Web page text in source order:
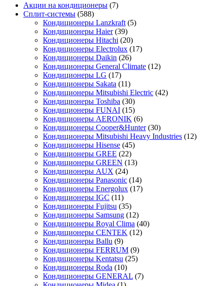
Акции на кондиционеры (7)
Сплит-системы (588)
Кондиционеры Lanzkraft (5)
Кондиционеры Haier (39)
Кондиционеры Hitachi (20)
Кондиционеры Electrolux (17)
Кондиционеры Daikin (26)
Кондиционеры General Climate (12)
Кондиционеры LG (17)
Кондиционеры Sakata (11)
Кондиционеры Mitsubishi Electric (42)
Кондиционеры Toshiba (30)
Кондиционеры FUNAI (15)
Кондиционеры AERONIK (6)
Кондиционеры Cooper&Hunter (30)
Кондиционеры Mitsubishi Heavy Industries (12)
Кондиционеры Hisense (45)
Кондиционеры GREE (22)
Кондиционеры GREEN (13)
Кондиционеры AUX (24)
Кондиционеры Panasonic (14)
Кондиционеры Energolux (17)
Кондиционеры IGC (11)
Кондиционеры Fujitsu (35)
Кондиционеры Samsung (12)
Кондиционеры Royal Clima (40)
Кондиционеры CENTEK (12)
Кондиционеры Ballu (9)
Кондиционеры FERRUM (9)
Кондиционеры Kentatsu (25)
Кондиционеры Roda (10)
Кондиционеры GENERAL (7)